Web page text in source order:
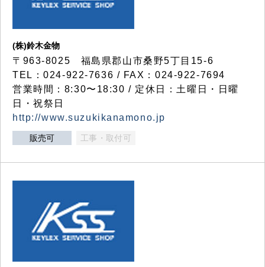
(株)鈴木金物
〒963-8025 福島県郡山市桑野5丁目15-6
TEL：024-922-7636 / FAX：024-922-7694
営業時間：8:30〜18:30 / 定休日：土曜日・日曜
日・祝祭日
http://www.suzukikanamono.jp
販売可 工事・取付可